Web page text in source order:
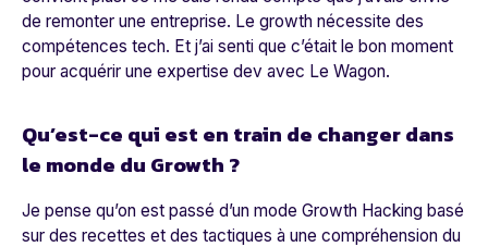
de remonter une entreprise. Le growth nécessite des
compétences tech. Et j’ai senti que c’était le bon moment
pour acquérir une expertise dev avec Le Wagon.
Qu’est-ce qui est en train de changer dans
le monde du Growth ?
Je pense qu’on est passé d’un mode Growth Hacking basé
sur des recettes et des tactiques à une compréhension du